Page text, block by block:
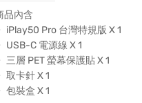
品內含
iPlay50 Pro 台灣特規版 X 1
USB-C 電源線 X 1
三層 PET 螢幕保護貼 X 1
取卡針 X 1
包裝盒 X 1